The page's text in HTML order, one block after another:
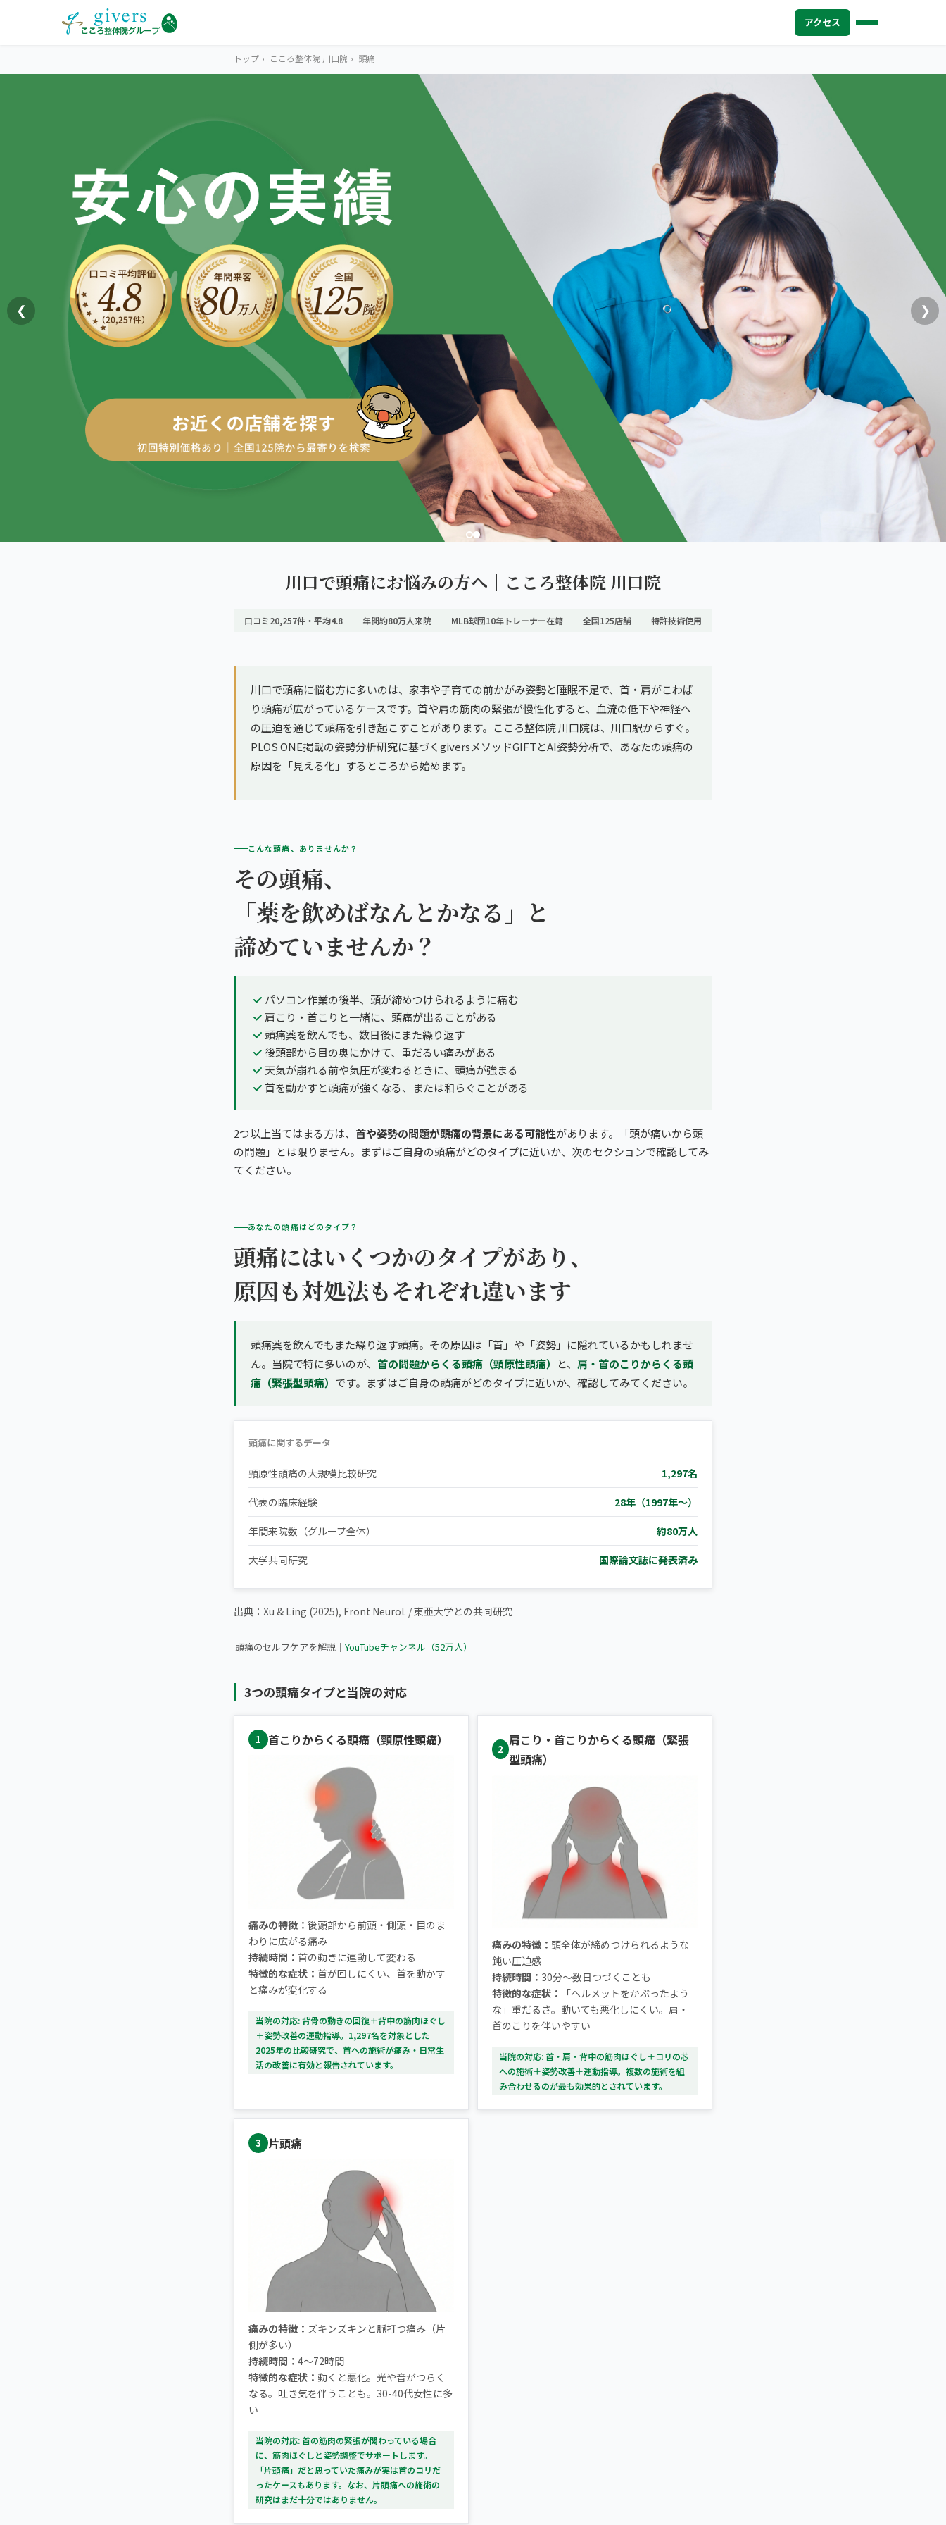
アクセス
トップ
SYMPTOMS 症状から探す
肩こり・首こり
四十肩・五十肩
膝痛・関節痛
股関節の痛み
産後の不調・体型の崩れ
メニューから探す
店舗一覧
エリアから探す
札幌エリア（13院）
仙台エリア（4院）
ABOUT US
こころ整体院グループについて
初めての方へ
ご予約はこちら
OUR CONCEPT
とらわれないカラ
ダを。
トップ › こころ整体院 川口院 › 頭痛
❮ ❯
川口で頭痛にお悩みの方へ｜こころ整体院 川口院
口コミ20,257件・平均4.8 年間約80万人来院 MLB球団10年トレーナー在籍 全国125店舗 特許技術使用
川口で頭痛に悩む方に多いのは、家事や子育ての前かがみ姿勢と睡眠不足で、首・肩がこわば
り頭痛が広がっているケースです。首や肩の筋肉の緊張が慢性化すると、血流の低下や神経へ
の圧迫を通じて頭痛を引き起こすことがあります。こころ整体院 川口院は、川口駅からすぐ。
PLOS ONE掲載の姿勢分析研究に基づくgiversメソッドGIFTとAI姿勢分析で、あなたの頭痛の
原因を「見える化」するところから始めます。
こんな頭痛、ありませんか？
その頭痛、
「薬を飲めばなんとかなる」と
諦めていませんか？
パソコン作業の後半、頭が締めつけられるように痛む
肩こり・首こりと一緒に、頭痛が出ることがある
頭痛薬を飲んでも、数日後にまた繰り返す
後頭部から目の奥にかけて、重だるい痛みがある
天気が崩れる前や気圧が変わるときに、頭痛が強まる
首を動かすと頭痛が強くなる、または和らぐことがある
2つ以上当てはまる方は、 首や姿勢の問題が頭痛の背景にある可能性があります。「頭が痛いから頭
の問題」とは限りません。まずはご自身の頭痛がどのタイプに近いか、次のセクションで確認してみ
てください。
あなたの頭痛はどのタイプ？
頭痛にはいくつかのタイプがあり、
原因も対処法もそれぞれ違います
頭痛薬を飲んでもまた繰り返す頭痛。その原因は「首」や「姿勢」に隠れているかもしれませ
ん。当院で特に多いのが、 首の問題からくる頭痛（頸原性頭痛） と、 肩・首のこりからくる頭
痛（緊張型頭痛） です。まずはご自身の頭痛がどのタイプに近いか、確認してみてください。
頭痛に関するデータ
頸原性頭痛の大規模比較研究 1,297名
代表の臨床経験 28年（1997年〜）
年間来院数（グループ全体） 約80万人
大学共同研究 国際論文誌に発表済み
出典：Xu & Ling (2025), Front Neurol. / 東亜大学との共同研究
▶ 【拡散希望】頭痛を感じたらまずこのセルフケアをやってください
頭痛のセルフケアを解説｜ YouTubeチャンネル（52万人）
3つの頭痛タイプと当院の対応
1 首こりからくる頭痛（頸原性頭痛）
痛みの特徴： 後頭部から前頭・側頭・目のま
わりに広がる痛み
持続時間： 首の動きに連動して変わる
特徴的な症状： 首が回しにくい、首を動かす
と痛みが変化する
当院の対応: 背骨の動きの回復＋背中の筋肉ほぐし
＋姿勢改善の運動指導。1,297名を対象とした
2025年の比較研究で、首への施術が痛み・日常生
活の改善に有効と報告されています。
2
肩こり・首こりからくる頭痛（緊張
型頭痛）
痛みの特徴： 頭全体が締めつけられるような
鈍い圧迫感
持続時間： 30分〜数日つづくことも
特徴的な症状：
「ヘルメットをかぶったよう
な」重だるさ。動いても悪化しにくい。肩・
首のこりを伴いやすい
当院の対応: 首・肩・背中の筋肉ほぐし＋コリの芯
への施術＋姿勢改善＋運動指導。複数の施術を組
み合わせるのが最も効果的とされています。
3 片頭痛
痛みの特徴： ズキンズキンと脈打つ痛み（片
側が多い）
持続時間： 4〜72時間
特徴的な症状： 動くと悪化。光や音がつらく
なる。吐き気を伴うことも。30-40代女性に多
い
当院の対応: 首の筋肉の緊張が関わっている場合
に、筋肉ほぐしと姿勢調整でサポートします。
「片頭痛」だと思っていた痛みが実は首のコリだ
ったケースもあります。なお、片頭痛への施術の
研究はまだ十分ではありません。